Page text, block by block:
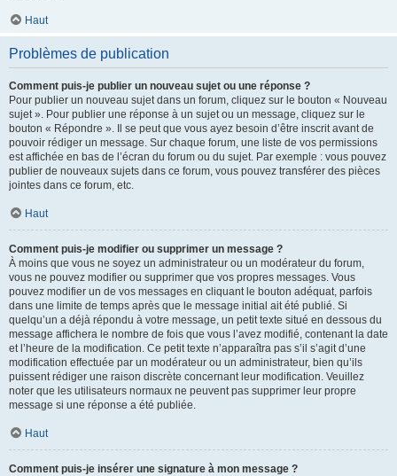
Haut
Problèmes de publication
Comment puis-je publier un nouveau sujet ou une réponse ?
Pour publier un nouveau sujet dans un forum, cliquez sur le bouton « Nouveau
sujet ». Pour publier une réponse à un sujet ou un message, cliquez sur le
bouton « Répondre ». Il se peut que vous ayez besoin d’être inscrit avant de
pouvoir rédiger un message. Sur chaque forum, une liste de vos permissions
est affichée en bas de l’écran du forum ou du sujet. Par exemple : vous pouvez
publier de nouveaux sujets dans ce forum, vous pouvez transférer des pièces
jointes dans ce forum, etc.
Haut
Comment puis-je modifier ou supprimer un message ?
À moins que vous ne soyez un administrateur ou un modérateur du forum,
vous ne pouvez modifier ou supprimer que vos propres messages. Vous
pouvez modifier un de vos messages en cliquant le bouton adéquat, parfois
dans une limite de temps après que le message initial ait été publié. Si
quelqu’un a déjà répondu à votre message, un petit texte situé en dessous du
message affichera le nombre de fois que vous l’avez modifié, contenant la date
et l’heure de la modification. Ce petit texte n’apparaîtra pas s’il s’agit d’une
modification effectuée par un modérateur ou un administrateur, bien qu’ils
puissent rédiger une raison discrète concernant leur modification. Veuillez
noter que les utilisateurs normaux ne peuvent pas supprimer leur propre
message si une réponse a été publiée.
Haut
Comment puis-je insérer une signature à mon message ?